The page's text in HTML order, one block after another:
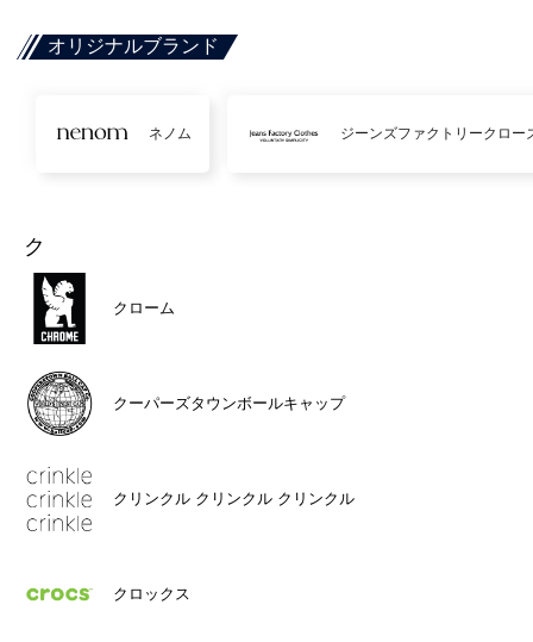
オリジナルブランド
ネノム ジーンズファクトリークロー
ク
クローム
クーパーズタウンボールキャップ
クリンクル クリンクル クリンクル
クロックス